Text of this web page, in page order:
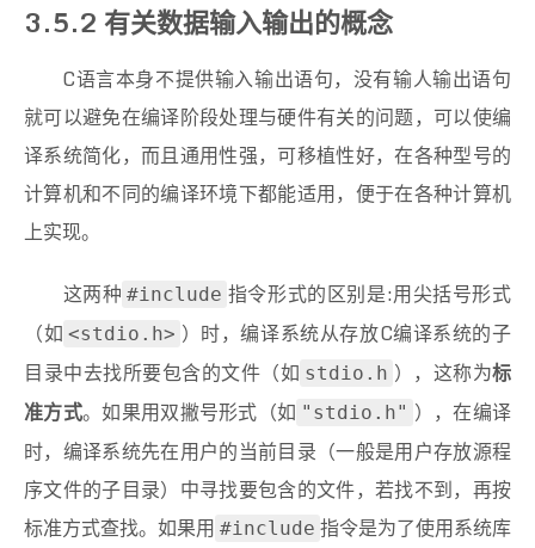
3.5.2 有关数据输入输出的概念
C语言本身不提供输入输出语句，没有输人输出语句
就可以避免在编译阶段处理与硬件有关的问题，可以使编
译系统简化，而且通用性强，可移植性好，在各种型号的
计算机和不同的编译环境下都能适用，便于在各种计算机
上实现。
这两种 #include 指令形式的区别是:用尖括号形式
（如 <stdio.h> ）时，编译系统从存放C编译系统的子
目录中去找所要包含的文件（如 stdio.h ），这称为标
准方式。如果用双撇号形式（如 "stdio.h" ），在编译
时，编译系统先在用户的当前目录（一般是用户存放源程
序文件的子目录）中寻找要包含的文件，若找不到，再按
标准方式查找。如果用 #include 指令是为了使用系统库